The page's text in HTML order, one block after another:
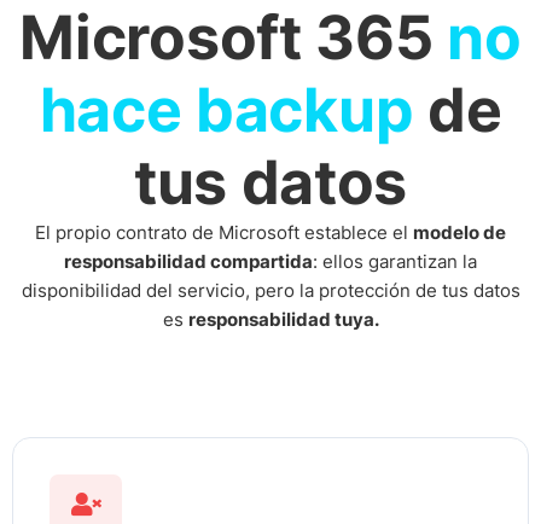
Microsoft 365 no
hace backup de
tus datos
El propio contrato de Microsoft establece el modelo de
responsabilidad compartida: ellos garantizan la
disponibilidad del servicio, pero la protección de tus datos
es responsabilidad tuya.